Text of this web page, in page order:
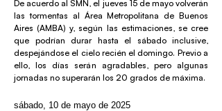
De acuerdo al SMN, el jueves 15 de mayo volverán
las tormentas al Área Metropolitana de Buenos
Aires (AMBA) y, según las estimaciones, se cree
que podrían durar hasta el sábado inclusive,
despejándose el cielo recién el domingo. Previo a
ello, los días serán agradables, pero algunas
jornadas no superarán los 20 grados de máxima.
sábado, 10 de mayo de 2025